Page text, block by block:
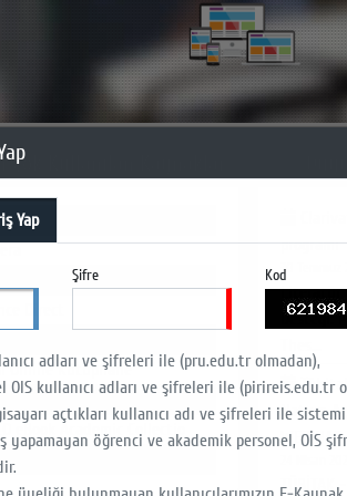
Yap
Şifre Kod
adları ve şifreleri ile (pru.edu.tr olmadan),
OIS kullanıcı adları ve şifreleri ile (pirireis.edu.tr
açtıkları kullanıcı adı ve şifreleri ile
yapamayan öğrenci ve akademik personel, OİS
Çok Kullanılan Kaynaklar
Keşif Aracı
Tarama
Online Kütüphane
eBook Academic Collectio
programı
30 Temmuz
Literatür
Desteği:
Tübitak
Nature
TÜBİTAK